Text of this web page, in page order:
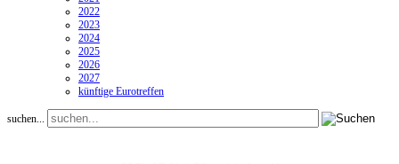
2022
2023
2024
2025
2026
2027
künftige Eurotreffen
suchen...